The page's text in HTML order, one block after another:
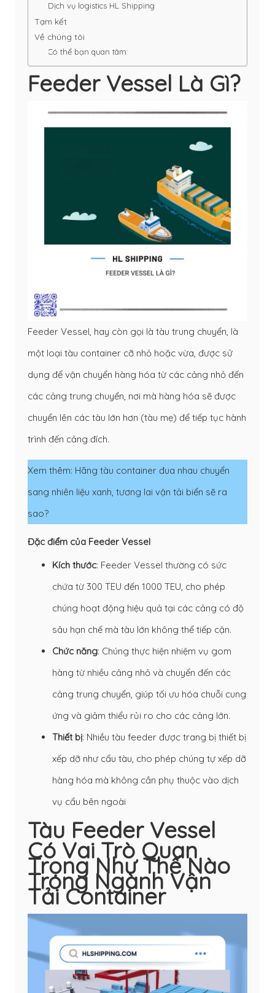
Dịch vụ logistics HL Shipping
Tạm kết
Về chúng tôi
Có thể bạn quan tâm:
Feeder Vessel Là Gì?
Feeder Vessel, hay còn gọi là tàu trung chuyển, là
một loại tàu container cỡ nhỏ hoặc vừa, được sử
dụng để vận chuyển hàng hóa từ các cảng nhỏ đến
các cảng trung chuyển, nơi mà hàng hóa sẽ được
chuyển lên các tàu lớn hơn (tàu mẹ) để tiếp tục hành
trình đến cảng đích.
Xem thêm: Hãng tàu container đua nhau chuyển
sang nhiên liệu xanh, tương lai vận tải biển sẽ ra
sao?
Đặc điểm của Feeder Vessel
Kích thước: Feeder Vessel thường có sức
chứa từ 300 TEU đến 1000 TEU, cho phép
chúng hoạt động hiệu quả tại các cảng có độ
sâu hạn chế mà tàu lớn không thể tiếp cận.
Chức năng: Chúng thực hiện nhiệm vụ gom
hàng từ nhiều cảng nhỏ và chuyển đến các
cảng trung chuyển, giúp tối ưu hóa chuỗi cung
ứng và giảm thiểu rủi ro cho các cảng lớn.
Thiết bị: Nhiều tàu feeder được trang bị thiết bị
xếp dỡ như cẩu tàu, cho phép chúng tự xếp dỡ
hàng hóa mà không cần phụ thuộc vào dịch
vụ cẩu bên ngoài
Tàu Feeder Vessel
Có Vai Trò Quan
Trọng Như Thế Nào
Trong Ngành Vận
Tải Container